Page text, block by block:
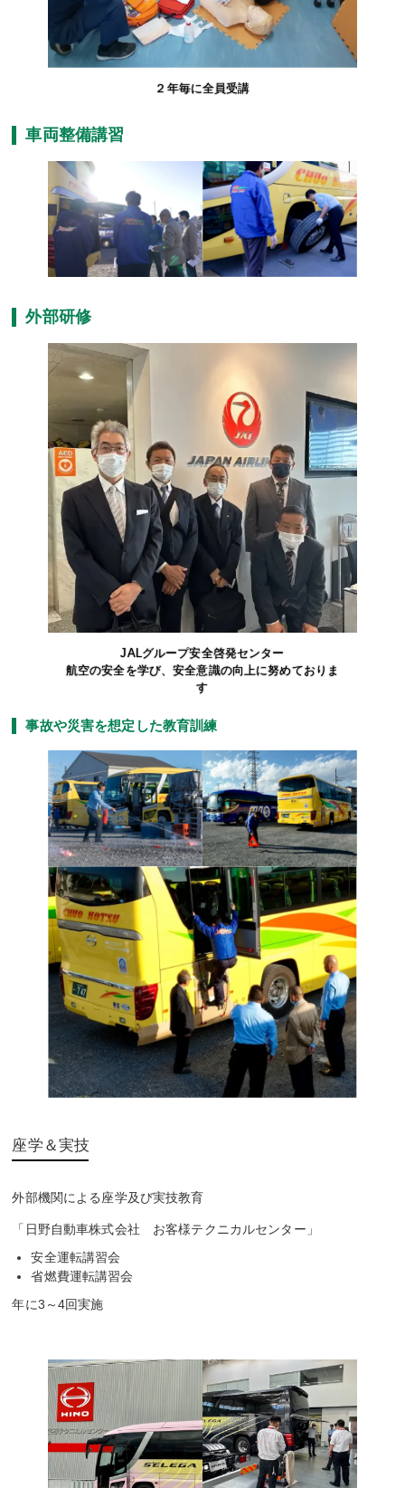
２年毎に全員受講
車両整備講習
外部研修
JALグループ安全啓発センター
航空の安全を学び、安全意識の向上に努めておりま
す
事故や災害を想定した教育訓練
座学＆実技
外部機関による座学及び実技教育
「日野自動車株式会社 お客様テクニカルセンター」
安全運転講習会
省燃費運転講習会
年に3～4回実施